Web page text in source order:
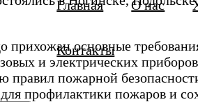
Главная О нас
Контакты
прихожан основные
и электрических
пожарной
профилактики пожаров и